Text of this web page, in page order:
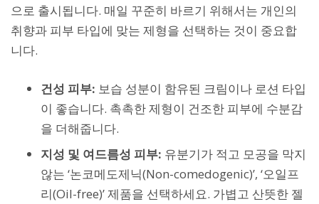
으로 출시됩니다. 매일 꾸준히 바르기 위해서는 개인의
취향과 피부 타입에 맞는 제형을 선택하는 것이 중요합
니다.
건성 피부: 보습 성분이 함유된 크림이나 로션 타입
이 좋습니다. 촉촉한 제형이 건조한 피부에 수분감
을 더해줍니다.
지성 및 여드름성 피부: 유분기가 적고 모공을 막지
않는 ‘논코메도제닉(Non-comedogenic)’, ‘오일프
리(Oil-free)’ 제품을 선택하세요. 가볍고 산뜻한 젤